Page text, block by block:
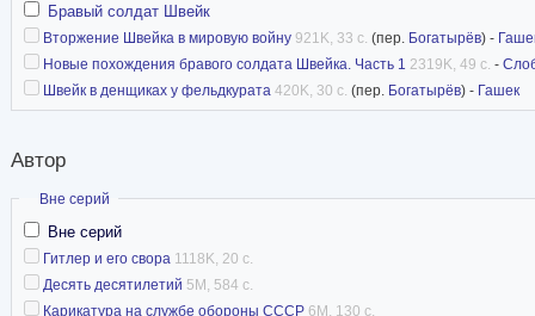
Бравый солдат Швейк
Вторжение Швейка в мировую войну 921K, 33 с. (пер. Богатырёв) -
Новые похождения бравого солдата Швейка. Часть 1 2319K, 49 с. -
Швейк в денщиках у фельдкурата 420K, 30 с. (пер. Богатырёв) - Гашек
Автор
Скрыть
Вне серий
Вне серий
Гитлер и его свора 1118K, 20 с.
Десять десятилетий 5M, 584 с.
Карикатура на службе обороны СССР 6M, 130 с.